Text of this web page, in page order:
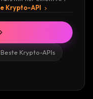
Krypto-API
Beste Krypto-APIs